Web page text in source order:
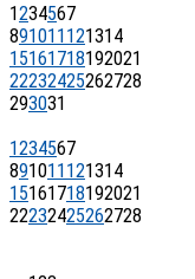
1234567
891011 121314
15161718192021
22232425262728
293031
1234567
891011 121314
15161718192021
22232425262728